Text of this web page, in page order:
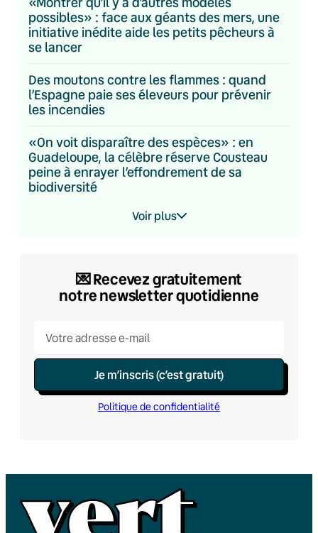
possibles» : face aux géants des mers, une
initiative inédite aide les petits pêcheurs à
se lancer
Des moutons contre les flammes : quand
l’Espagne paie ses éleveurs pour prévenir
les incendies
«On voit disparaître des espèces» : en
Guadeloupe, la célèbre réserve Cousteau
peine à enrayer l’effondrement de sa
biodiversité
Voir plus
💌​ Recevez gratuitement
notre newsletter quotidienne
Je m’inscris (c’est gratuit)
Politique de confidentialité